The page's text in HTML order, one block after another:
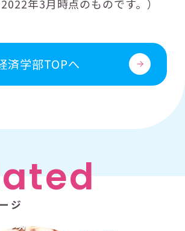
2022年3月時点のものです。）
済学部TOPへ
ジ